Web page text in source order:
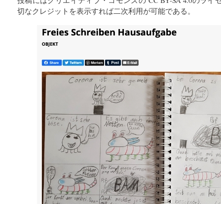
切なクレジットを表示すれば二次利用が可能である。